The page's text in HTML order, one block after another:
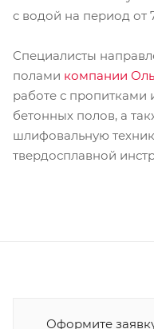
с водой на период от
Специалисты
полами компании
работе с
бетонных полов, а
шлифовальную
твердосплавной
Оформите